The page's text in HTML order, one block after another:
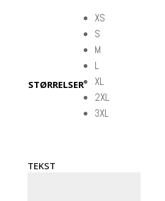
STØRRELSER
XS
S
M
L
XL
2XL
3XL
TEKST